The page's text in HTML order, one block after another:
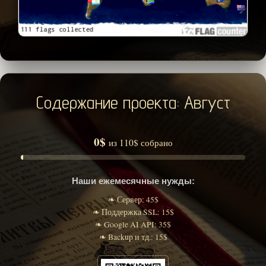
Содержание проекта: Август
0$ из 110$ собрано
Наши ежемесячные нужды:
❧ Сервер: 45$
❧ Поддержка SSL: 15$
❧ Google AI API: 35$
❧ Backup и тд.: 15$